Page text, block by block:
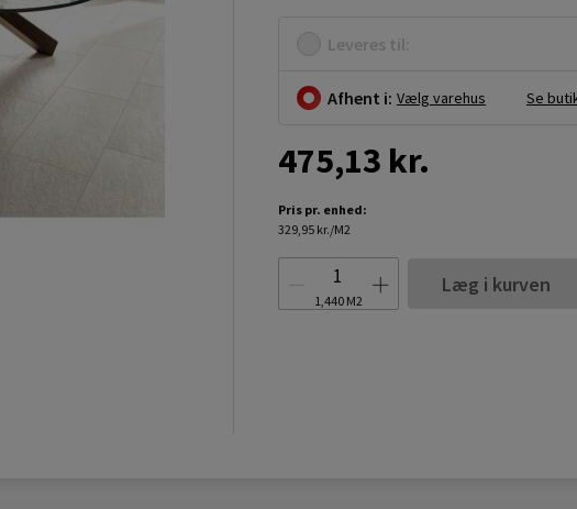
Leveres til:
Afhent i: Vælg varehus Se
475,13 kr.
Pris pr. enhed:
329,95 kr./M2
1,440M2
Læg i kurven